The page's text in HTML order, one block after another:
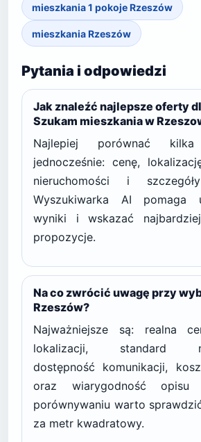
mieszkania 1 pokoje Rzeszów
mieszkania Rzeszów
Pytania i odpowiedzi
Jak znaleźć najlepsze oferty
Szukam mieszkania w
Najlepiej porównać kilka
jednocześnie: cenę,
nieruchomości i
Wyszukiwarka AI pomaga
wyniki i wskazać
propozycje.
Na co zwrócić uwagę przy
Rzeszów?
Najważniejsze są: realna
lokalizacji, standard
dostępność komunikacji,
oraz wiarygodność
porównywaniu warto
za metr kwadratowy.